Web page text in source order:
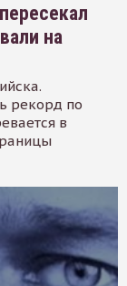
на
рекорд по
в